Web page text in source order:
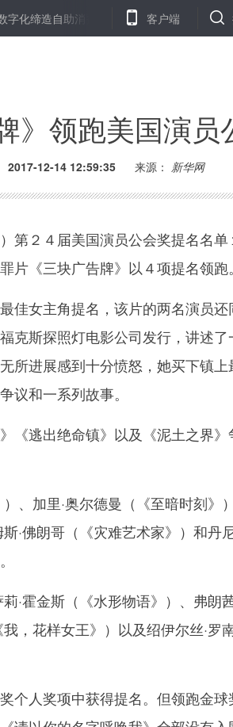
助消费新生活 广东两地发现并召回万余
客户端
》领跑美国演员
2017-12-14 12:59:35 来源： 新华网
２４届美国演员公会奖提名名单
片《三块广告牌》以４项提名领跑。
女主角提名，该片的两名演员还
克斯探照灯电影公司发行，讲述了
所进展感到十分愤怒，她买下镇上
议和一系列故事。
逃出绝命镇》以及《泥土之界》
加里·奥尔德曼（《至暗时刻》）
·佛朗哥（《灾难艺术家》）和丹
霍金斯（《水形物语》）、弗朗
，花样女王》）以及绍伊尔丝·罗
人奖项中获得提名。但领跑金球